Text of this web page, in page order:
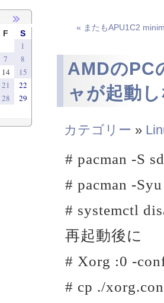
« またもAPU1C2
AMDのPC
ャが起動
カテゴリー »
# pacman -S
# pacman -Syu
# systemctl
再起動後に
# Xorg :0 -
# cp ./
F S
1
7
8
14
15
21
22
28
29